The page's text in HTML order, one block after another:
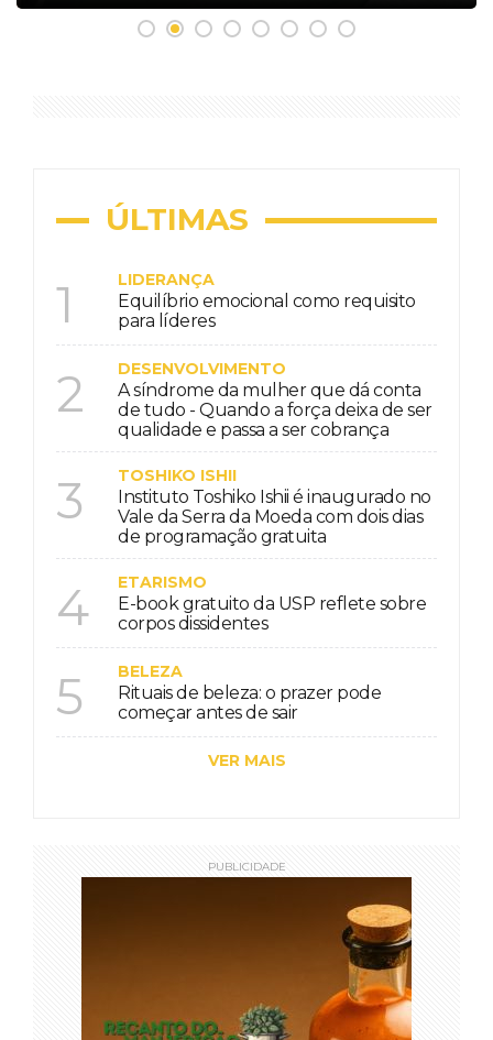
ÚLTIMAS
1 LIDERANÇA
Equilíbrio emocional como requisito
para líderes
2 DESENVOLVIMENTO
A síndrome da mulher que dá conta
de tudo - Quando a força deixa de ser
qualidade e passa a ser cobrança
3 TOSHIKO ISHII
Instituto Toshiko Ishii é inaugurado no
Vale da Serra da Moeda com dois dias
de programação gratuita
4 ETARISMO
E-book gratuito da USP reflete sobre
corpos dissidentes
5 BELEZA
Rituais de beleza: o prazer pode
começar antes de sair
VER MAIS
PUBLICIDADE